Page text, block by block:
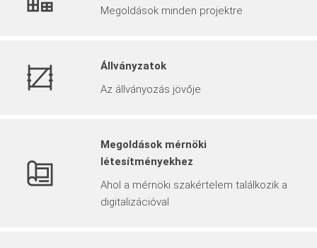
Megoldások minden projektre
Állványzatok
Az állványozás jövője
Megoldások mérnöki
létesítményekhez
Ahol a mérnöki szakértelem találkozik a
digitalizációval